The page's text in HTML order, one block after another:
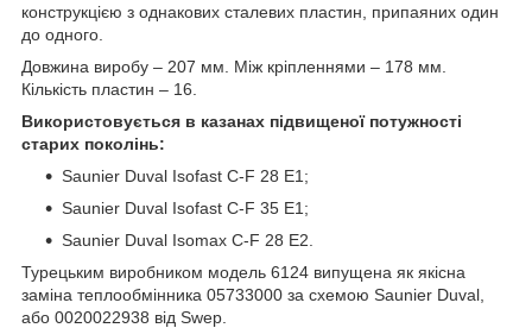
конструкцією з однакових сталевих пластин, припаяних один
до одного.
Довжина виробу – 207 мм. Між кріпленнями – 178 мм.
Кількість пластин – 16.
Використовується в казанах підвищеної потужності
старих поколінь:
Saunier Duval Isofast C-F 28 E1;
Saunier Duval Isofast C-F 35 E1;
Saunier Duval Isomax C-F 28 E2.
Турецьким виробником модель 6124 випущена як якісна
заміна теплообмінника 05733000 за схемою Saunier Duval,
або 0020022938 від Swep.